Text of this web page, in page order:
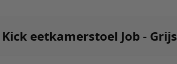
Kick eetkamerstoel Job - Grijs